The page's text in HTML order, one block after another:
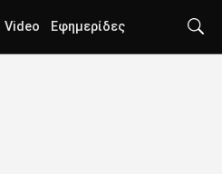
Video Εφημερίδες